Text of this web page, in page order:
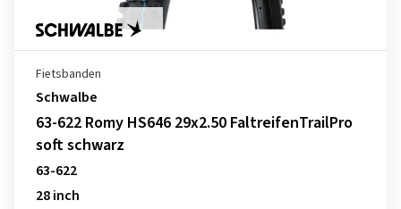
Fietsbanden
Schwalbe
63-622 Romy HS646 29x2.50 FaltreifenTrailPro
soft schwarz
63-622
28 inch